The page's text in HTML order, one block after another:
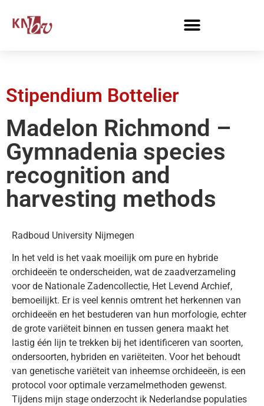
Stipendium Bottelier
Madelon Richmond –
Gymnadenia species
recognition and
harvesting methods
Radboud University Nijmegen
In het veld is het vaak moeilijk om pure en hybride
orchideeën te onderscheiden, wat de zaadverzameling
voor de Nationale Zadencollectie, Het Levend Archief,
bemoeilijkt. Er is veel kennis omtrent het herkennen van
orchideeën en het bestuderen van hun morfologie, echter
de grote variëteit binnen en tussen genera maakt het
lastig één lijn te trekken bij het identificeren van soorten,
ondersoorten, hybriden en variëteiten. Voor het behoudt
van genetische variëteit van inheemse orchideeën, is een
protocol voor optimale verzamelmethoden gewenst.
Tijdens mijn stage onderzocht ik Nederlandse populaties